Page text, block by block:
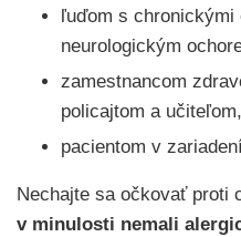
ľuďom s chronickými
neurologickým
zamestnancom
policajtom a učiteľom,
pacientom v
Nechajte sa očkovať proti
v minulosti nemali